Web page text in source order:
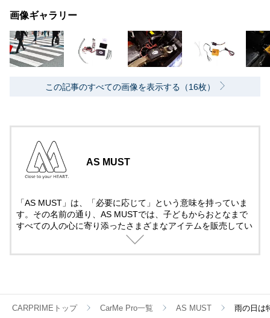
画像ギャラリー
この記事のすべての画像を表示する（16枚）
AS MUST
「AS MUST」は、「必要に応じて」という意味を持っていま
す。その名前の通り、AS MUSTでは、子どもからおとなまで
すべての人の心に寄り添ったさまざまなアイテムを販売してい
ます。今後も、みなさまの好奇心を満たす、魅力あふれる商品
CARPRIMEトップ CarMe Pro一覧 AS MUST 雨の日は